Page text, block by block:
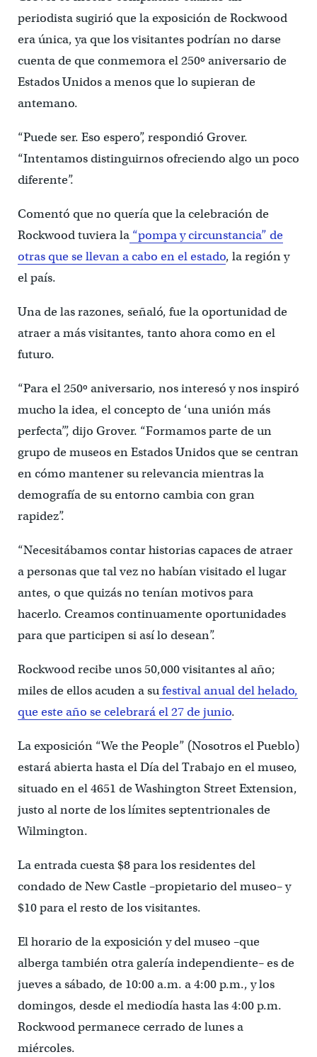
periodista sugirió que la exposición de Rockwood
era única, ya que los visitantes podrían no darse
cuenta de que conmemora el 250º aniversario de
Estados Unidos a menos que lo supieran de
antemano.
“Puede ser. Eso espero”, respondió Grover.
“Intentamos distinguirnos ofreciendo algo un poco
diferente”.
Comentó que no quería que la celebración de
Rockwood tuviera la“pompa y circunstancia” de
otras que se llevan a cabo en el estado, la región y
el país.
Una de las razones, señaló, fue la oportunidad de
atraer a más visitantes, tanto ahora como en el
futuro.
“Para el 250º aniversario, nos interesó y nos inspiró
mucho la idea, el concepto de ‘una unión más
perfecta’”, dijo Grover. “Formamos parte de un
grupo de museos en Estados Unidos que se centran
en cómo mantener su relevancia mientras la
demografía de su entorno cambia con gran
rapidez”.
“Necesitábamos contar historias capaces de atraer
a personas que tal vez no habían visitado el lugar
antes, o que quizás no tenían motivos para
hacerlo. Creamos continuamente oportunidades
para que participen si así lo desean”.
Rockwood recibe unos 50,000 visitantes al año;
miles de ellos acuden a sufestival anual del helado,
que este año se celebrará el 27 de junio.
La exposición “We the People” (Nosotros el Pueblo)
estará abierta hasta el Día del Trabajo en el museo,
situado en el 4651 de Washington Street Extension,
justo al norte de los límites septentrionales de
Wilmington.
La entrada cuesta $8 para los residentes del
condado de New Castle –propietario del museo– y
$10 para el resto de los visitantes.
El horario de la exposición y del museo –que
alberga también otra galería independiente– es de
jueves a sábado, de 10:00 a.m. a 4:00 p.m., y los
domingos, desde el mediodía hasta las 4:00 p.m.
Rockwood permanece cerrado de lunes a
miércoles.